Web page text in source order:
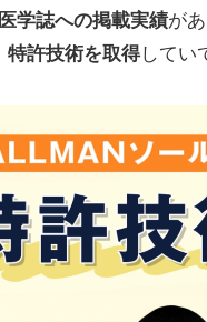
医学誌への掲載実績があ
特許技術を取得してい